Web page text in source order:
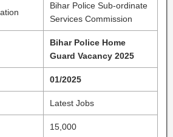
Bihar Police Sub-ordinate
Services Commission
Bihar Police Home
Guard Vacancy 2025
01/2025
Latest Jobs
15,000